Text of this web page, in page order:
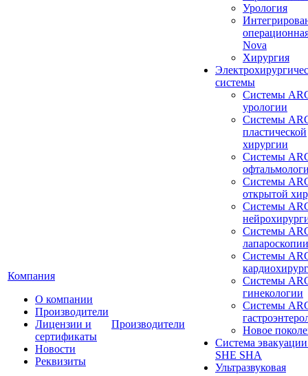
Компания
О компании
Производители
Лицензии и
сертификаты
Новости
Реквизиты
Производители
Урология
Nova
Хирургия
системы
Системы
урологии
Системы
пластической
хирургии
Системы
Системы
открытой
Системы
Системы
лапароскопии
Системы
Системы
гинекологии
Системы
Новое
Система
SHE SHA
Ультразвуковая